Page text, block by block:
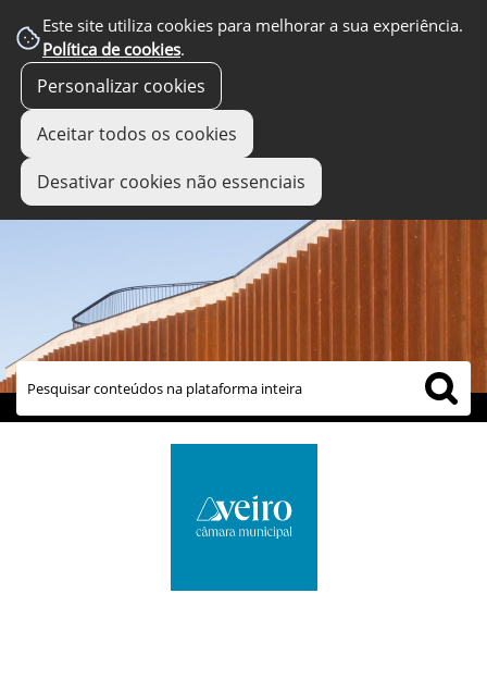
Este site utiliza cookies para melhorar a sua experiência.
Política de cookies.
Personalizar cookies
Aceitar todos os cookies
Desativar cookies não essenciais
links úteis